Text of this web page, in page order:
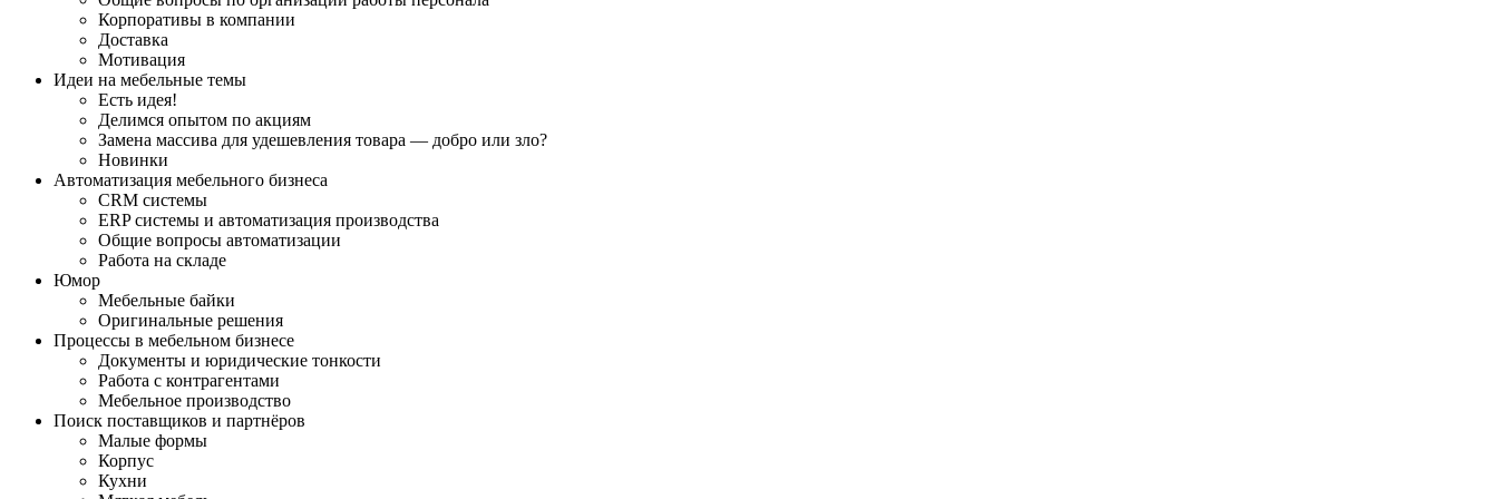
Корпоративы в компании
Доставка
Мотивация
Идеи на мебельные темы
Есть идея!
Делимся опытом по акциям
Замена массива для удешевления товара — добро или зло?
Новинки
Автоматизация мебельного бизнеса
CRM системы
ERP системы и автоматизация производства
Общие вопросы автоматизации
Работа на складе
Юмор
Мебельные байки
Оригинальные решения
Процессы в мебельном бизнесе
Документы и юридические тонкости
Работа с контрагентами
Мебельное производство
Поиск поставщиков и партнёров
Малые формы
Корпус
Кухни